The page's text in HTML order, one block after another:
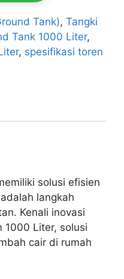
Tank), Tangki
Tank 1000 Liter,
, spesifikasi toren
solusi efisien
langkah
Kenali inovasi
1000 Liter, solusi
cair di rumah